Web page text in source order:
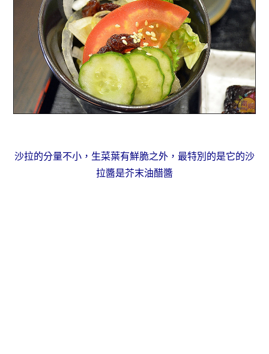
沙拉的分量不小，生菜葉有鮮脆之外，最特別的是它的沙
拉醬是芥末油醋醬